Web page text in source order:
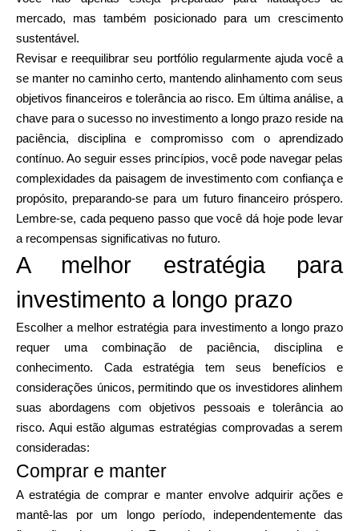
mercado, mas também posicionado para um crescimento
sustentável.
Revisar e reequilibrar seu portfólio regularmente ajuda você a
se manter no caminho certo, mantendo alinhamento com seus
objetivos financeiros e tolerância ao risco. Em última análise, a
chave para o sucesso no investimento a longo prazo reside na
paciência, disciplina e compromisso com o aprendizado
contínuo. Ao seguir esses princípios, você pode navegar pelas
complexidades da paisagem de investimento com confiança e
propósito, preparando-se para um futuro financeiro próspero.
Lembre-se, cada pequeno passo que você dá hoje pode levar
a recompensas significativas no futuro.
A melhor estratégia para
investimento a longo prazo
Escolher a melhor estratégia para investimento a longo prazo
requer uma combinação de paciência, disciplina e
conhecimento. Cada estratégia tem seus benefícios e
considerações únicos, permitindo que os investidores alinhem
suas abordagens com objetivos pessoais e tolerância ao
risco. Aqui estão algumas estratégias comprovadas a serem
consideradas:
Comprar e manter
A estratégia de comprar e manter envolve adquirir ações e
mantê-las por um longo período, independentemente das